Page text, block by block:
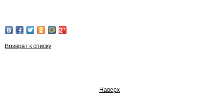
Возврат к списку
Наверх